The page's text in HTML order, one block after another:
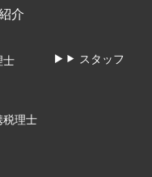
介
士
税理士
スタッフ